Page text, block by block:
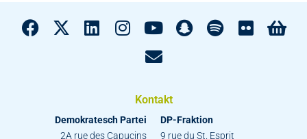
Kontakt
Demokratesch Partei
2A rue des Capucins
DP-Fraktion
9 rue du St. Esprit